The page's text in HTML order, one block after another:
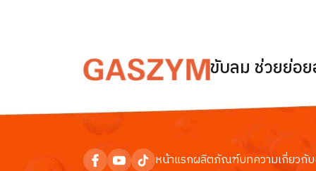
ขับลม ช่วยย่อ
หน้าแรกผลิตภัณฑ์บทความเกี่ยวกับ